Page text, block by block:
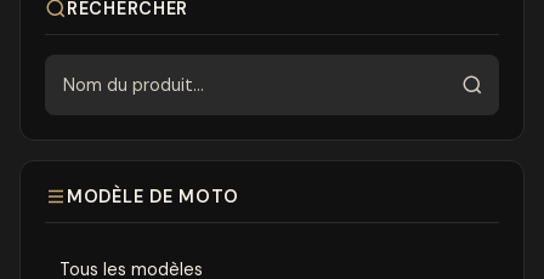
RECHERCHER
MODÈLE DE MOTO
Tous les modèles